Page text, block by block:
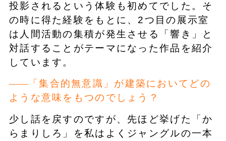
投影されるという体験も初めてでした。そ
の時に得た経験をもとに、2つ目の展示室
は人間活動の集積が発生させる「響き」と
対話することがテーマになった作品を紹介
しています。
「集合的無意識」が建築においてどの
ような意味をもつのでしょう？
少し話を戻すのですが、先ほど挙げた「か
らまりしろ」を私はよくジャングルの一本